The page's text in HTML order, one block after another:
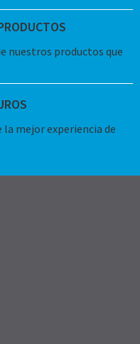
nuestros productos que
la mejor experiencia de